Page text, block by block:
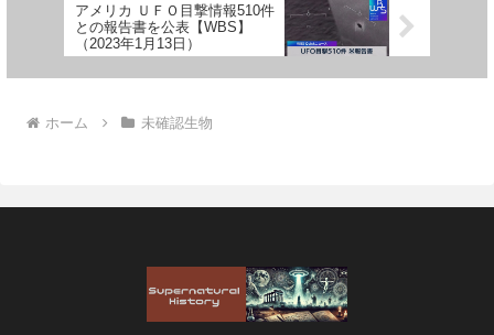
アメリカ ＵＦＯ目撃情報510件
との報告書を公表【WBS】
（2023年1月13日）
ホーム 未確認生物